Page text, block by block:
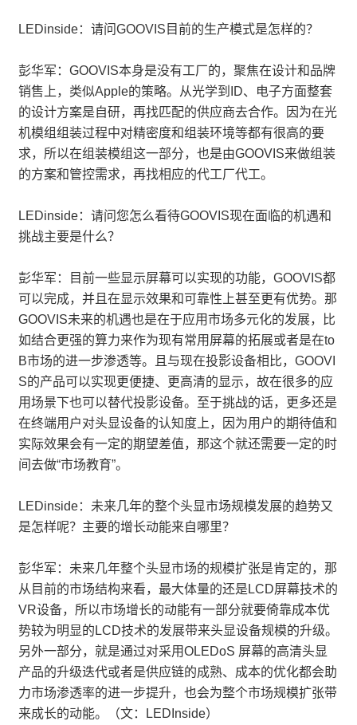
LEDinside：请问GOOVIS目前的生产模式是怎样的？
彭华军：GOOVIS本身是没有工厂的，聚焦在设计和品牌
销售上，类似Apple的策略。从光学到ID、电子方面整套
的设计方案是自研，再找匹配的供应商去合作。因为在光
机模组组装过程中对精密度和组装环境等都有很高的要
求，所以在组装模组这一部分，也是由GOOVIS来做组装
的方案和管控需求，再找相应的代工厂代工。
LEDinside：请问您怎么看待GOOVIS现在面临的机遇和
挑战主要是什么？
彭华军：目前一些显示屏幕可以实现的功能，GOOVIS都
可以完成，并且在显示效果和可靠性上甚至更有优势。那
GOOVIS未来的机遇也是在于应用市场多元化的发展，比
如结合更强的算力来作为现有常用屏幕的拓展或者是在to
B市场的进一步渗透等。且与现在投影设备相比，GOOVI
S的产品可以实现更便捷、更高清的显示，故在很多的应
用场景下也可以替代投影设备。至于挑战的话，更多还是
在终端用户对头显设备的认知度上，因为用户的期待值和
实际效果会有一定的期望差值，那这个就还需要一定的时
间去做“市场教育”。
LEDinside：未来几年的整个头显市场规模发展的趋势又
是怎样呢？主要的增长动能来自哪里？
彭华军：未来几年整个头显市场的规模扩张是肯定的，那
从目前的市场结构来看，最大体量的还是LCD屏幕技术的
VR设备，所以市场增长的动能有一部分就要倚靠成本优
势较为明显的LCD技术的发展带来头显设备规模的升级。
另外一部分，就是通过对采用OLEDoS 屏幕的高清头显
产品的升级迭代或者是供应链的成熟、成本的优化都会助
力市场渗透率的进一步提升，也会为整个市场规模扩张带
来成长的动能。（文：LEDInside）